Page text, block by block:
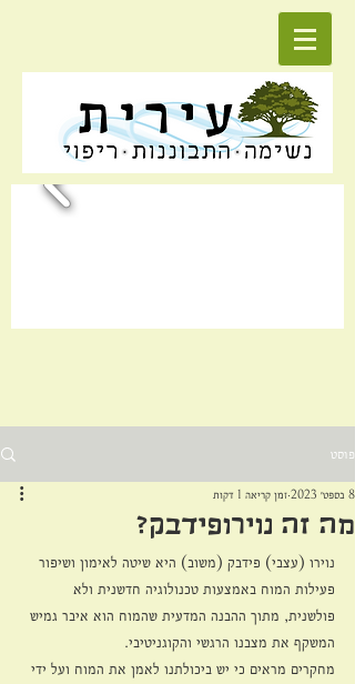
פוסט
מה זה נוירופידבק?
8 בספט׳ 2023 זמן קריאה 1 דקות
נוירו (עצבי) פידבק (משוב) היא שיטה לאימון ושיפור
פעילות המוח באמצעות טכנולוגיה חדשנית ולא
פולשנית, מתוך ההבנה המדעית שהמוח הוא איבר גמיש
המשקף את מצבנו הרגשי והקוגניטיבי.
מחקרים מראים כי יש ביכולתנו לאמן את המוח ועל ידי